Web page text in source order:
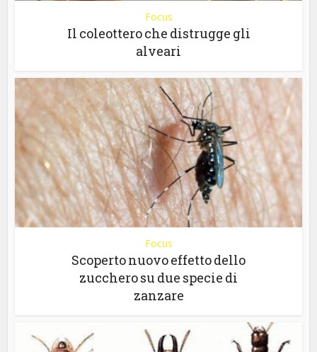
Focus
Il coleottero che distrugge gli
alveari
Focus
Scoperto nuovo effetto dello
zucchero su due specie di
zanzare